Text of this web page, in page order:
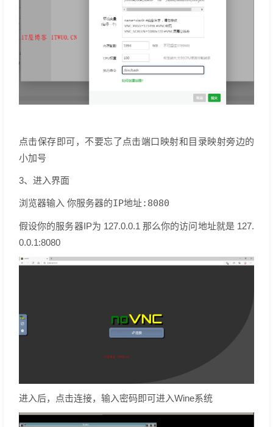
点击保存即可，不要忘了点击端口映射和目录映射旁边的
小加号
3、进入界面
浏览器输入 你服务器的IP地址:8080
假设你的服务器IP为 127.0.0.1 那么你的访问地址就是 127.
0.0.1:8080
进入后，点击连接，输入密码即可进入Wine系统